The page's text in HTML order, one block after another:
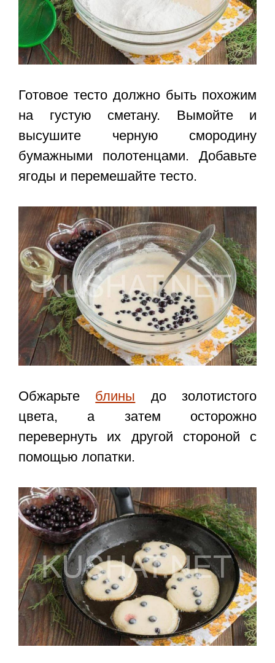
Готовое тесто должно быть похожим
на густую сметану. Вымойте и
высушите черную смородину
бумажными полотенцами. Добавьте
ягоды и перемешайте тесто.
Обжарьте блины до золотистого
цвета, а затем осторожно
перевернуть их другой стороной с
помощью лопатки.